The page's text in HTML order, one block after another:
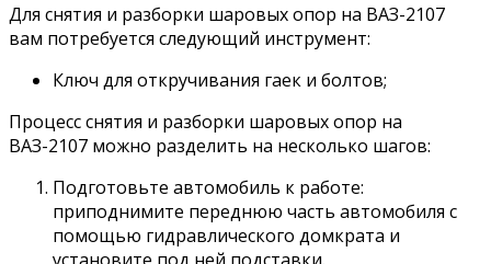
Для снятия и разборки шаровых опор на ВАЗ-2107
вам потребуется следующий инструмент:
Ключ для откручивания гаек и болтов;
Процесс снятия и разборки шаровых опор на
ВАЗ-2107 можно разделить на несколько шагов:
Подготовьте автомобиль к работе:
приподнимите переднюю часть автомобиля с
помощью гидравлического домкрата и